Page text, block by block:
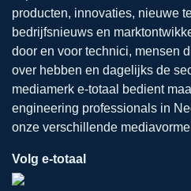
producten, innovaties, nieuwe
bedrijfsnieuws en
door en voor technici, mensen
over hebben en dagelijks de
mediamerk e-totaal bedient
engineering professionals in
onze verschillende
Volg e-totaal